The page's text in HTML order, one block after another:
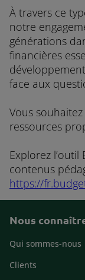
À travers ce
notre
générations
financières
face aux
Vous
ressources
Explorez
contenus
https://
Nous
Footer
Qui sommes-nous
Clients